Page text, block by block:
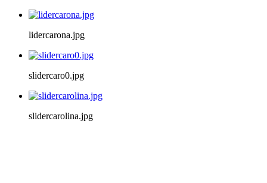
lidercarona.jpg
slidercaro0.jpg
slidercarolina.jpg